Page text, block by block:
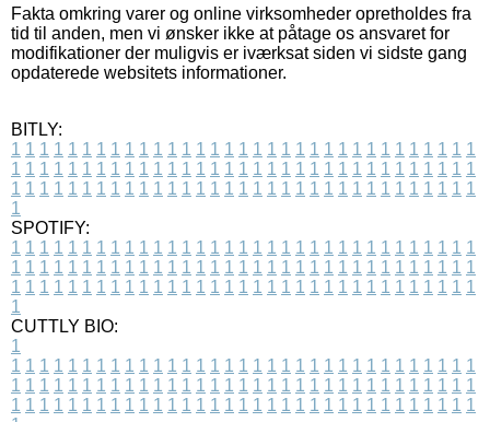
Fakta omkring varer og online virksomheder opretholdes fra
tid til anden, men vi ønsker ikke at påtage os ansvaret for
modifikationer der muligvis er iværksat siden vi sidste gang
opdaterede websitets informationer.
BITLY:
1 1 1 1 1 1 1 1 1 1 1 1 1 1 1 1 1 1 1 1 1 1 1 1 1 1 1 1 1 1 1 1 1
1 1 1 1 1 1 1 1 1 1 1 1 1 1 1 1 1 1 1 1 1 1 1 1 1 1 1 1 1 1 1 1 1
1 1 1 1 1 1 1 1 1 1 1 1 1 1 1 1 1 1 1 1 1 1 1 1 1 1 1 1 1 1 1 1 1
1
SPOTIFY:
1 1 1 1 1 1 1 1 1 1 1 1 1 1 1 1 1 1 1 1 1 1 1 1 1 1 1 1 1 1 1 1 1
1 1 1 1 1 1 1 1 1 1 1 1 1 1 1 1 1 1 1 1 1 1 1 1 1 1 1 1 1 1 1 1 1
1 1 1 1 1 1 1 1 1 1 1 1 1 1 1 1 1 1 1 1 1 1 1 1 1 1 1 1 1 1 1 1 1
1
CUTTLY BIO:
1
1 1 1 1 1 1 1 1 1 1 1 1 1 1 1 1 1 1 1 1 1 1 1 1 1 1 1 1 1 1 1 1 1
1 1 1 1 1 1 1 1 1 1 1 1 1 1 1 1 1 1 1 1 1 1 1 1 1 1 1 1 1 1 1 1 1
1 1 1 1 1 1 1 1 1 1 1 1 1 1 1 1 1 1 1 1 1 1 1 1 1 1 1 1 1 1 1 1 1